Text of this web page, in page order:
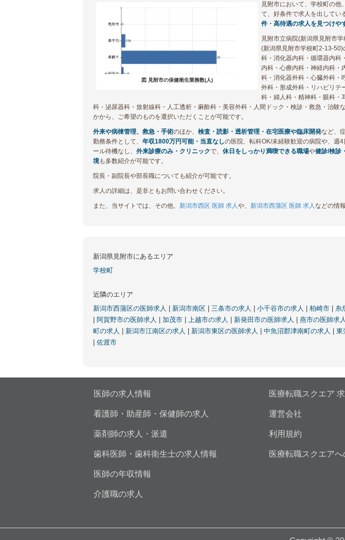
図 見附市の保健衛生業務数(人)
見附市において、学校町の他
て、好条件で求人を出してい
件・高待遇の求人を見つけや
見附市立病院(新潟県見附市
(新潟県見附市学校町2-13-
科・消化器内科・循環器内科
内科・心療内科・神経内科・
科・消化器外科・心臓外科・
外科・形成外科・リハビリテ
科・婦人科・精神科・眼科・
科・泌尿器科・放射線科・人工透析・麻酔科・美容外科・人間ドック・検診・救急・治験
かから、ご希望のものを選択いただくことが可能です。
外来や病棟管理、救急・手術のほか、 検査・読影・透析管理・在宅医療や臨床開発など、
勤務条件として、 年収1800万円可能・当直なしの医院、転科OK/未経験歓迎の病院や、週
ール待機なし、 外来診療のみ・クリニックで、 休日をしっかり満喫できる職場や健診/検診
境も多数紹介が可能です。
院長・副院長や部長職についても紹介が可能です。
求人の詳細は、是非ともお問い合わせください。
また、当サイトでは、その他、 新潟市西区 医師 求人や、 新潟市西蒲区 医師 求人などの情
新潟県見附市にあるエリア
学校町
近隣のエリア
新潟市西蒲区の医師求人
新潟市南区 三条市の求人 小千谷市の求人 柏崎市 糸
阿賀野市の医師求人 加茂市 上越市の求人 新発田市の医師求人 燕市の医師求人
町の求人
新潟市江南区の求人 新潟市東区の医師求人 中魚沼郡津南町の求人 東
佐渡市
医師の求人情報
看護師・助産師・保健師の求人
薬剤師の求人・派遣
歯科医師・歯科衛生士の求人情報
医師の年収情報
介護職の求人
医療転職スクエア
運営会社
利用規約
医療転職スクエア